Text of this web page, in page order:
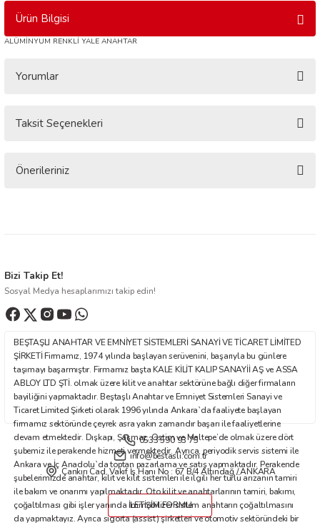
Ürün Bilgisi
ALÜMİNYUM RENKLİ YALE ANAHTAR
Yorumlar
Bu ürüne ilk yorumu siz yapın!
Taksit Seçenekleri
Önerileriniz
Ürün resmi kalitesiz, bozuk veya görüntülenemiyor.
Ürün açıklamasında eksik bilgiler bulunuyor.
Ürün bilgilerinde hatalar bulunuyor.
Bu ürüne benzer farklı alternatifler olmalı.
Gönder
Bizi Takip Et!
Sosyal Medya hesaplarımızı takip edin!
BEŞTAŞLI ANAHTAR VE EMNİYET SİSTEMLERİ SANAYİ VE TİCARET LİMİTED
ŞİRKETİ Firmamız, 1974 yılında başlayan serüvenini, başarıyla bu günlere
taşımayı başarmıştır. Firmamız başta KALE KİLİT KALIP SANAYİİ AŞ ve ASSA
ABLOY LTD ŞTİ. olmak üzere kilit ve anahtar sektörüne bağlı diğer firmaların
bayiliğini yapmaktadır. Beştaşlı Anahtar ve Emniyet Sistemleri Sanayi ve
Ticaret Limited Şirketi olarak 1996 yılında Ankara`da faaliyete başlayan
firmamız sektöründe çeyrek asra yakın zamandır başarı ile faaliyetlerine
devam etmektedir. Dışkapı, Şaşmaz, Ostim ve Maltepe’de olmak üzere dört
şubemiz ile perakende hizmeti vermektedir. Ayrıca, periyodik servis sistemi ile
Ankara ve İç Anadolu`da toptan pazarlama ve satış yapmaktadır. Perakende
şubelerimizde anahtar, kilit ve kilit sistemleri ile ilgili her türlü arızanın tamiri
ile bakım ve onarımı yapılmaktadır. Oto kilit ve anahtarlarının tamiri, bakımı,
çoğaltılması gibi işler yanında immobilizer sistem anahtarın çoğaltılmasını
da yapmaktayız. Ayrıca sigorta (assist) şirketleri ve otomotiv sektöründeki bir
0533 590 93 75
info@bestasli.com.tr
Çankırı Cad. Vakıf İş Hanı No : 67 B/4 Altındağ / ANKARA
İLETİŞİM FORMU